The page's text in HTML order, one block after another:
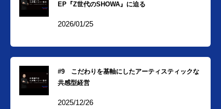
EP『Z世代のSHOWA』に迫る
2026/01/25
#9 こだわりを基軸にしたアーティスティックな
共感型経営
2025/12/26